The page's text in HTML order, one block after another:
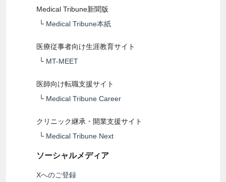
Medical Tribune新聞版
└ Medical Tribune本紙
医療従事者向け生涯教育サイト
└ MT-MEET
医師向け転職支援サイト
└ Medical Tribune Career
クリニック継承・開業支援サイト
└ Medical Tribune Next
ソーシャルメディア
Xへのご登録